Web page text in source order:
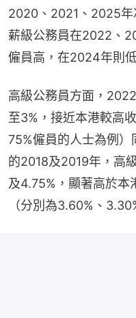
2020、2021、2025年
薪級公務員在2022、
僱員高，在2024年則
高級公務員方面，
至3%，接近本港較高
75%僱員的人士為例
的2018及2019年，高
及4.75%，顯著高於本
（分別為3.60%、